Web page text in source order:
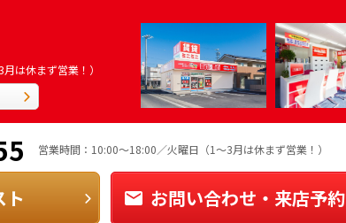
は休まず営業！）
営業時間：10:00～18:00／火曜日（1～3月は休まず営業！）
ト お問い合わせ・来店予約